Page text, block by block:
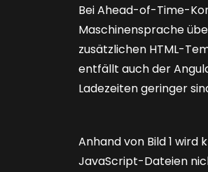
Bei Ahead-of-Time-
Maschinensprache
zusätzlichen HTML-
entfällt auch der
Ladezeiten geringer
Anhand von Bild 1 wird
JavaScript-Dateien